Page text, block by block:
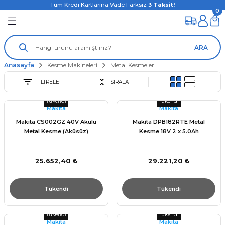
Tüm Kredi Kartlarına Vade Farksız 3 Taksit!
ARA
0
Anasayfa Kesme Makineleri Metal Kesmeler
FİLTRELE SIRALA
Tükendi
Makita
Makita CS002GZ 40V Akülü
Metal Kesme (Aküsüz)
25.652,40 ₺
Tükendi
Tükendi
Makita
Makita DPB182RTE Metal
Kesme 18V 2 x 5.0Ah
29.221,20 ₺
Tükendi
Tükendi
Makita
Tükendi
Makita